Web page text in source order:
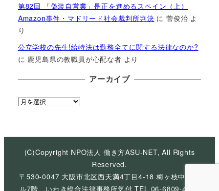
第82回 「偽装自営業」是正を進めるスペイン（上）
Amazon事件・マドリード社会裁判所判決 に菅俊治 よ
り
公立学校の先生!給特法は勤務全てに関する法律なのか?
に 鹿児島県の教職員が心配な者 より
アーカイブ
ア
イ
(C)Copyright NPO法人 働き方ASU-NET, All Rights
Reserved.
〒530-0047 大阪市北区西天満4丁目4-18 梅ヶ枝中央ビ
ル7階 いわき総合法律事務所気付 TEL 06-6809-4926